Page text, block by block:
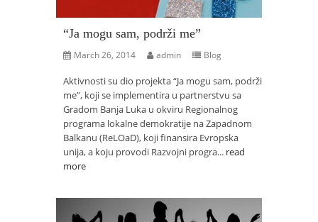
“Ja mogu sam, podrži me”
March 26, 2014 admin Blog
Aktivnosti su dio projekta “Ja mogu sam, podrži
me”, koji se implementira u partnerstvu sa
Gradom Banja Luka u okviru Regionalnog
programa lokalne demokratije na Zapadnom
Balkanu (ReLOaD), koji finansira Evropska
unija, a koju provodi Razvojni progra... read
more